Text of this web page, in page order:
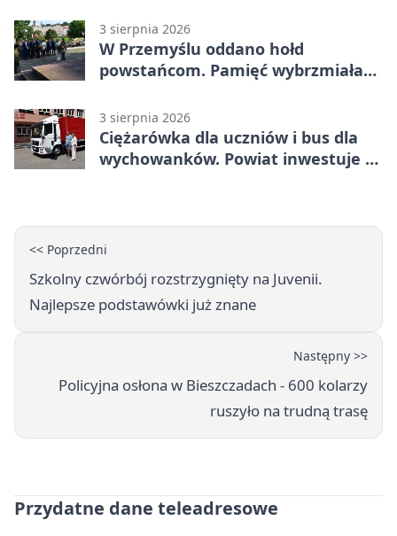
3 sierpnia 2026
W Przemyślu oddano hołd
powstańcom. Pamięć wybrzmiała
3 sierpnia 2026
Ciężarówka dla uczniów i bus dla
wychowanków. Powiat inwestuje w
<< Poprzedni
Szkolny czwórbój rozstrzygnięty na Juvenii.
Najlepsze podstawówki już znane
Następny >>
Policyjna osłona w Bieszczadach - 600 kolarzy
ruszyło na trudną trasę
Przydatne dane teleadresowe